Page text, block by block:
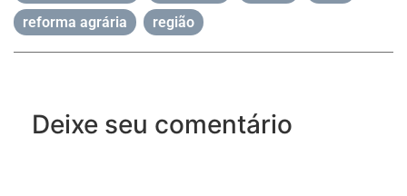
reforma agrária região
Deixe seu comentário